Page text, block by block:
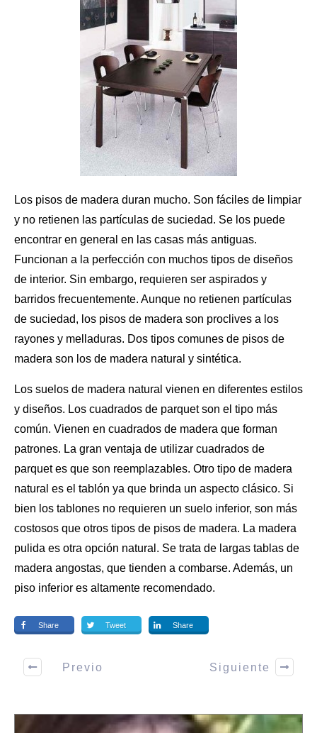
Los pisos de madera duran mucho. Son fáciles de limpiar
y no retienen las partículas de suciedad. Se los puede
encontrar en general en las casas más antiguas.
Funcionan a la perfección con muchos tipos de diseños
de interior. Sin embargo, requieren ser aspirados y
barridos frecuentemente. Aunque no retienen partículas
de suciedad, los pisos de madera son proclives a los
rayones y melladuras. Dos tipos comunes de pisos de
madera son los de madera natural y sintética.
Los suelos de madera natural vienen en diferentes estilos
y diseños. Los cuadrados de parquet son el tipo más
común. Vienen en cuadrados de madera que forman
patrones. La gran ventaja de utilizar cuadrados de
parquet es que son reemplazables. Otro tipo de madera
natural es el tablón ya que brinda un aspecto clásico. Si
bien los tablones no requieren un suelo inferior, son más
costosos que otros tipos de pisos de madera. La madera
pulida es otra opción natural. Se trata de largas tablas de
madera angostas, que tienden a combarse. Además, un
piso inferior es altamente recomendado.
Share Tweet Share
Previo Siguiente